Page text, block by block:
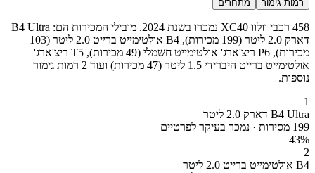
רמות גימור מתחרים
458 רכבי וולוו XC40 נמכרו בשנת 2024. מובילי המכירות הם: B4 Ultra
דארק 2.0 ליטר (199 מכירות), B4 אולטימייט ברייט 2.0 ליטר (103
מכירות), P6 ריצ'ארג' אולטימייט חשמלי (49 מכירות), T5 ריצ'ארג'
אולטימייט ברייט היברידי 1.5 ליטר (47 מכירות) ועוד 2 רמות גימור
נוספות.
1
B4 Ultra דארק 2.0 ליטר
199 מסירות · נמכר בעיקר לפרטיים
43%
2
B4 אולטימייט ברייט 2.0 ליטר